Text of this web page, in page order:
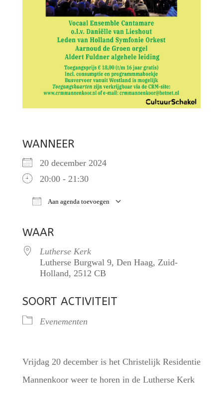
WANNEER
20 december 2024
20:00 - 21:30
Aan agenda toevoegen
WAAR
Lutherse Kerk
Lutherse Burgwal 9, Den Haag, Zuid-
Holland, 2512 CB
SOORT ACTIVITEIT
Evenementen
Vrijdag 20 december is het Christelijk Residentie
Mannenkoor weer te horen in de Lutherse Kerk